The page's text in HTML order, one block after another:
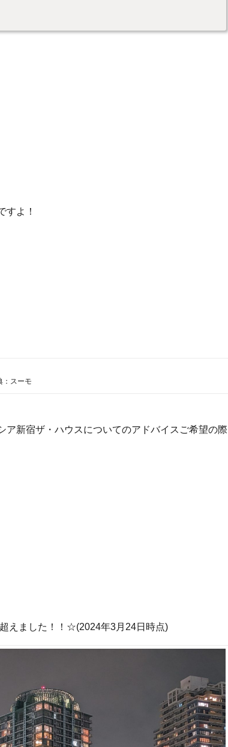
すよ！
：スーモ
ア新宿ザ・ハウスについてのアドバイスご希望の際
えました！！☆(2024年3月24日時点)